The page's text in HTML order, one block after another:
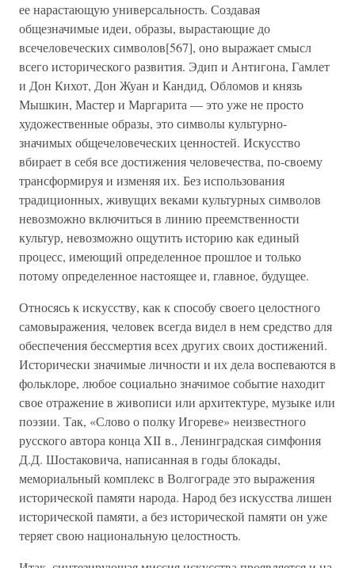
ее нарастающую универсальность. Создавая
общезначимые идеи, образы, вырастающие до
всечеловеческих символов[567], оно выражает смысл
всего исторического развития. Эдип и Антигона, Гамлет
и Дон Кихот, Дон Жуан и Кандид, Обломов и князь
Мышкин, Мастер и Маргарита — это уже не просто
художественные образы, это символы культурно-
значимых общечеловеческих ценностей. Искусство
вбирает в себя все достижения человечества, по-своему
трансформируя и изменяя их. Без использования
традиционных, живущих веками культурных символов
невозможно включиться в линию преемственности
культур, невозможно ощутить историю как единый
процесс, имеющий определенное прошлое и только
потому определенное настоящее и, главное, будущее.
Относясь к искусству, как к способу своего целостного
самовыражения, человек всегда видел в нем средство для
обеспечения бессмертия всех других своих достижений.
Исторически значимые личности и их дела воспеваются в
фольклоре, любое социально значимое событие находит
свое отражение в живописи или архитектуре, музыке или
поэзии. Так, «Слово о полку Игореве» неизвестного
русского автора конца XII в., Ленинградская симфония
Д.Д. Шостаковича, написанная в годы блокады,
мемориальный комплекс в Волгограде это выражения
исторической памяти народа. Народ без искусства лишен
исторической памяти, а без исторической памяти он уже
теряет свою национальную целостность.